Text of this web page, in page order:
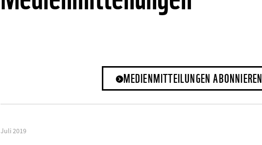
MEDIENMITTEILUNGEN ABONNIEREN
Juli 2019